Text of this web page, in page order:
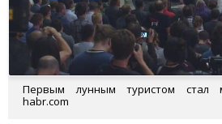
Первым лунным туристом стал
habr.com